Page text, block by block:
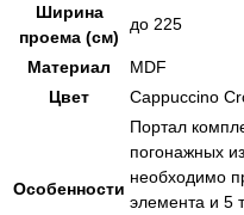
Ширина
проема (см)
до 225
Материал
MDF
Цвет
Cappuccino
Особенности
Портал
погонажных
необходимо
элемента и 5